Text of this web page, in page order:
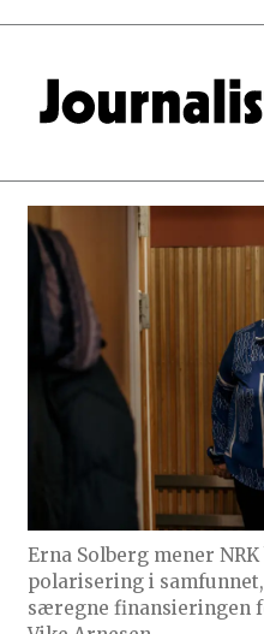
Erna Solberg mener
polarisering i
særegne finansieringen